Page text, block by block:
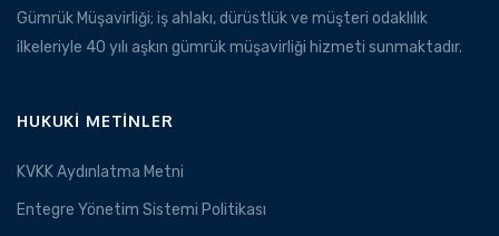
Gümrük Müşavirliği; iş ahlakı, dürüstlük ve müşteri odaklılık
ilkeleriyle 40 yılı aşkın gümrük müşavirliği hizmeti sunmaktadır.
HUKUKI METINLER
KVKK Aydınlatma Metni
Entegre Yönetim Sistemi Politikası